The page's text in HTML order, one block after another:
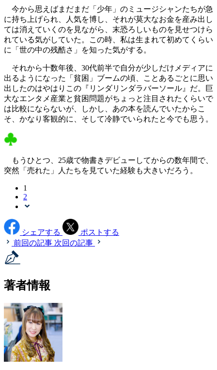
今から思えばまだまだ「少年」のミュージシャンたちが急
に持ち上げられ、人気を博し、それが莫大なお金を産み出し
ては消えていくのを見ながら、末恐ろしいものを見せつけら
れている気がしていた。この時、私は生まれて初めてくらい
に「世の中の残酷さ」を知った気がする。
それから十数年後、30代前半で自分が少しだけメディアに
出るようになった「貧困」ブームの頃、ことあるごとに思い
出したのはやはりこの『リンダリンダラバーソール』だ。巨
大なエンタメ産業と貧困問題がちょっと注目されたくらいで
は比較にならないが、しかし、あの本を読んでいたからこ
そ、かなり客観的に、そして冷静でいられたと今でも思う。
もうひとつ、25歳で物書きデビューしてからの数年間で、
突然「売れた」人たちを見ていた経験も大きいだろう。
1
2
シェアする
ポストする
前回の記事 次回の記事
著者情報